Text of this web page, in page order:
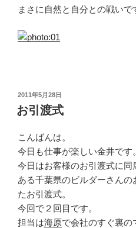
まさに自然と自分との戦いで
投
稿
日:
2011年5月28日
お引渡式
こんばんは。
今日も仕事が楽しい金井です。
今日はお客様のお引渡式に同
ある千葉県のビルダーさん
たお引渡式。
今回で２回目です。
担当は海原で会社のすぐ裏の